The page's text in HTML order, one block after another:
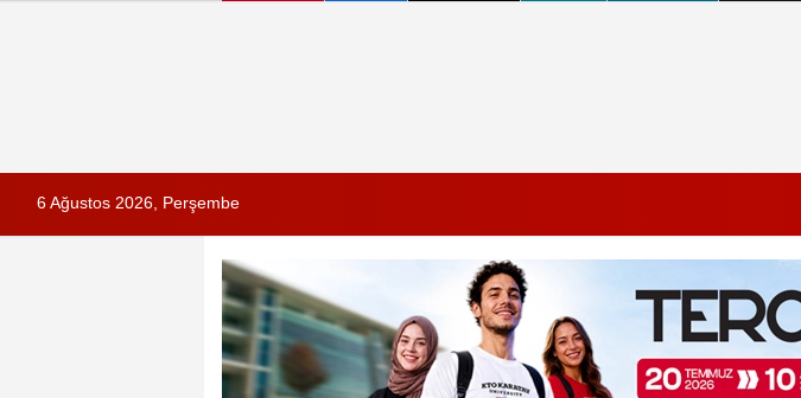
6 Ağustos 2026, Perşembe